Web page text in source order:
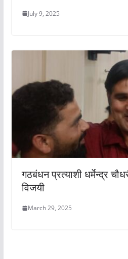
July 9, 2025
गठबंधन प्रत्याशी धर्मेन्द्र
विजयी
March 29, 2025